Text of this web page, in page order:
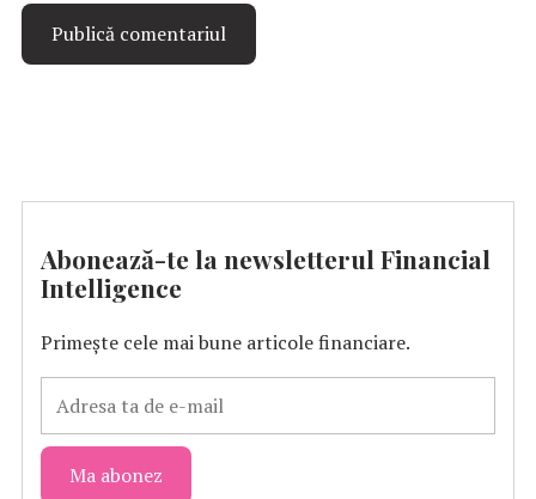
Abonează-te la newsletterul Financial
Intelligence
Primește cele mai bune articole financiare.